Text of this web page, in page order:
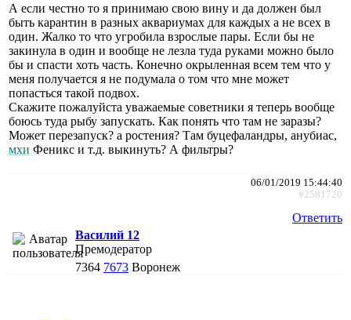
А если честно то я принимаю свою вину и да должен был
быть карантин в разных аквариумах для каждых а не всех в
один. Жалко то что угробила взрослые пары. Если бы не
закинула в один и вообще не лезла туда руками можно было
бы и спасти хоть часть. Конечно окрыленная всем тем что у
меня получается я не подумала о том что мне может
попасться такой подвох.
Скажите пожалуйста уважаемые советники я теперь вообще
боюсь туда рыбу запускать. Как понять что там не заразы?
Может перезапуск? а ростения? Там буцефаландры, анубиас,
мхи Феникс и т.д. выкинуть? А фильтры?
06/01/2019 15:44:40
#2581720
Ответить
Василий 12
Премодератор
7364 7673 Воронеж